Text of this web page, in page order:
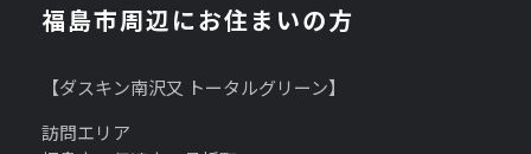
福島市周辺にお住まいの方
【ダスキン南沢又 トータルグリーン】
訪問エリア